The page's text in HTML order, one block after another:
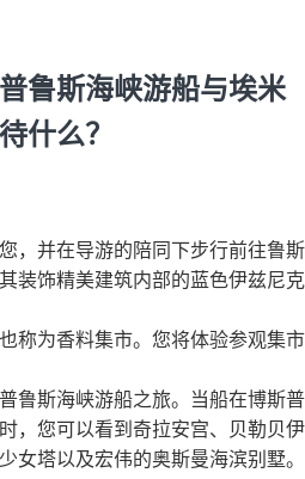
鲁斯海峡游船与埃米
什么？
，并在导游的陪同下步行前往鲁斯
装饰精美建筑内部的蓝色伊兹尼克
称为香料集市。您将体验参观集市
鲁斯海峡游船之旅。当船在博斯普
，您可以看到奇拉安宫、贝勒贝伊
女塔以及宏伟的奥斯曼海滨别墅。